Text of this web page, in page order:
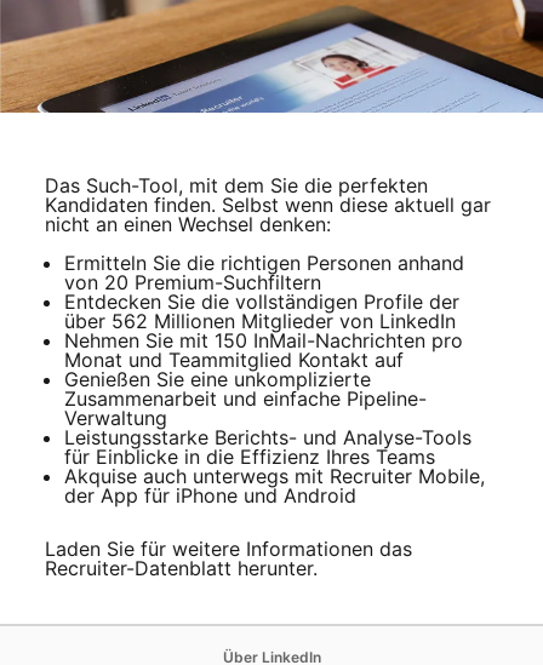
Das Such-Tool, mit dem Sie die perfekten
Kandidaten finden. Selbst wenn diese aktuell gar
nicht an einen Wechsel denken:
Ermitteln Sie die richtigen Personen anhand
von 20 Premium-Suchfiltern
Entdecken Sie die vollständigen Profile der
über 562 Millionen Mitglieder von LinkedIn
Nehmen Sie mit 150 InMail-Nachrichten pro
Monat und Teammitglied Kontakt auf
Genießen Sie eine unkomplizierte
Zusammenarbeit und einfache Pipeline-
Verwaltung
Leistungsstarke Berichts- und Analyse-Tools
für Einblicke in die Effizienz Ihres Teams
Akquise auch unterwegs mit Recruiter Mobile,
der App für iPhone und Android
Laden Sie für weitere Informationen das
Recruiter-Datenblatt herunter.
Über LinkedInopens in a new tab